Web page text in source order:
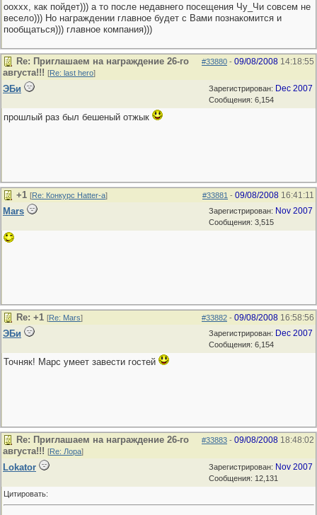
ооххх, как пойдет))) а то после недавнего посещения Чу_Чи совсем не
весело))) Но награждении главное будет с Вами познакомится и
пообщаться))) главное компания)))
#33880 - 09/08/2008 14:18:55
Re: Приглашаем на награждение 26-го
августа!!! [Re: last hero]
Зарегистрирован: Dec 2007
Сообщения: 6,154
ЭБи
прошлый раз был бешеный отжык
#33881 - 09/08/2008 16:41:11
+1 [Re: Конкурс Hatter-a]
Зарегистрирован: Nov 2007
Сообщения: 3,515
Mars
#33882 - 09/08/2008 16:58:56
Re: +1 [Re: Mars]
Зарегистрирован: Dec 2007
Сообщения: 6,154
ЭБи
Точняк! Марс умеет завести гостей
#33883 - 09/08/2008 18:48:02
Re: Приглашаем на награждение 26-го
августа!!! [Re: Лора]
Зарегистрирован: Nov 2007
Сообщения: 12,131
Lokator
Цитировать: